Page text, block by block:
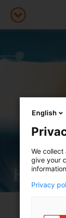
English
We
give your
Privacy